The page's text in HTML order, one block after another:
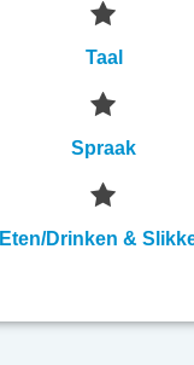
Taal
Spraak
Eten/Drinken &